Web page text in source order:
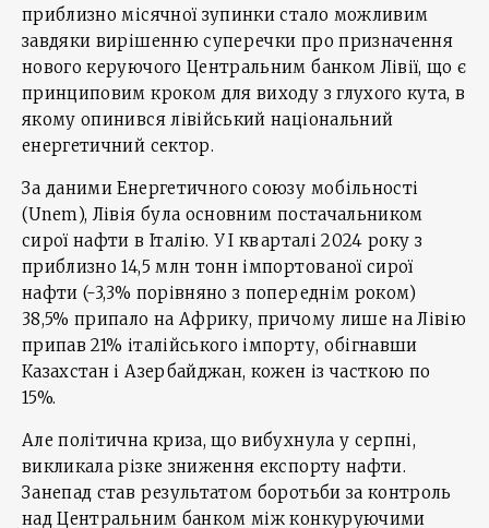
приблизно місячної зупинки стало можливим
завдяки вирішенню суперечки про призначення
нового керуючого Центральним банком Лівії, що є
принциповим кроком для виходу з глухого кута, в
якому опинився лівійський національний
енергетичний сектор.
За даними Енергетичного союзу мобільності
(Unem), Лівія була основним постачальником
сирої нафти в Італію. У І кварталі 2024 року з
приблизно 14,5 млн тонн імпортованої сирої
нафти (-3,3% порівняно з попереднім роком)
38,5% припало на Африку, причому лише на Лівію
припав 21% італійського імпорту, обігнавши
Казахстан і Азербайджан, кожен із часткою по
15%.
Але політична криза, що вибухнула у серпні,
викликала різке зниження експорту нафти.
Занепад став результатом боротьби за контроль
над Центральним банком між конкуруючими